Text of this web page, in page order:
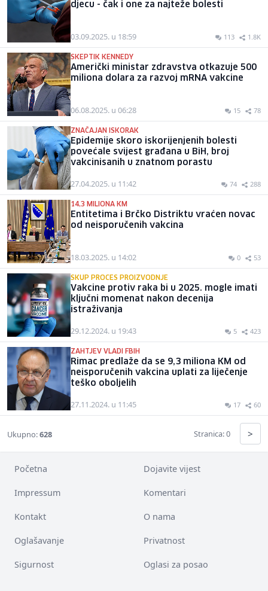
djecu - čak i one za najteže bolesti
03.09.2025. u 18:59 113 1.8K
SKEPTIK KENNEDY
Američki ministar zdravstva otkazuje 500
miliona dolara za razvoj mRNA vakcine
06.08.2025. u 06:28 15 78
ZNAČAJAN ISKORAK
Epidemije skoro iskorijenjenih bolesti
povećale svijest građana u BiH, broj
vakcinisanih u znatnom porastu
27.04.2025. u 11:42 74 288
14,3 MILIONA KM
Entitetima i Brčko Distriktu vraćen novac
od neisporučenih vakcina
18.03.2025. u 14:02 0 53
SKUP PROCES PROIZVODNJE
Vakcine protiv raka bi u 2025. mogle imati
ključni momenat nakon decenija
istraživanja
29.12.2024. u 19:43 5 423
ZAHTJEV VLADI FBIH
Rimac predlaže da se 9,3 miliona KM od
neisporučenih vakcina uplati za liječenje
teško oboljelih
27.11.2024. u 11:45 17 60
Ukupno:628 Stranica: 0 >
Početna Dojavite vijest
Impressum Komentari
Kontakt O nama
Oglašavanje Privatnost
Sigurnost Oglasi za posao